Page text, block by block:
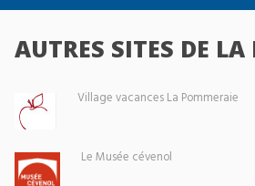
AUTRES SITES DE
Village vacances La Pommeraie
Le Musée cévenol